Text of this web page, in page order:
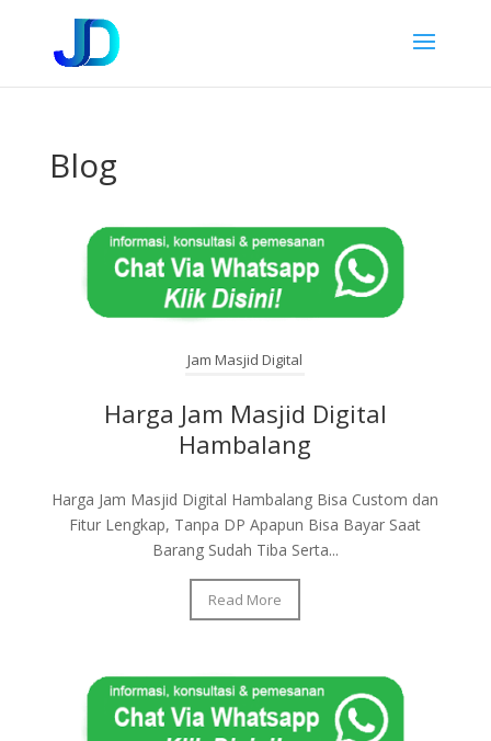
Blog
Jam Masjid Digital
Harga Jam Masjid Digital
Hambalang
Harga Jam Masjid Digital Hambalang Bisa Custom dan
Fitur Lengkap, Tanpa DP Apapun Bisa Bayar Saat
Barang Sudah Tiba Serta...
Read More